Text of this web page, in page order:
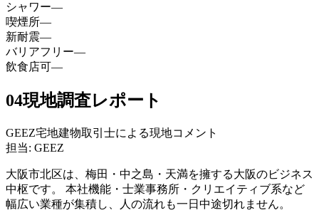
シャワー—
喫煙所—
新耐震—
バリアフリー—
飲食店可—
04現地調査レポート
GEEZ宅地建物取引士による現地コメント
担当: GEEZ
大阪市北区は、梅田・中之島・天満を擁する大阪のビジネス
中枢です。 本社機能・士業事務所・クリエイティブ系など
幅広い業種が集積し、人の流れも一日中途切れません。